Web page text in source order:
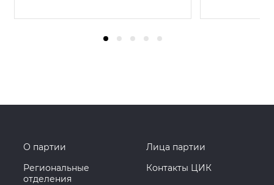
О партии
Лица партии
Региональные
отделения
Контакты ЦИК